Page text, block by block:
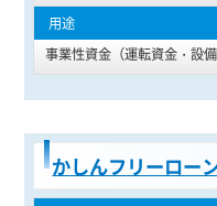
事業性資金（運転資金・設
かしんフリーロー